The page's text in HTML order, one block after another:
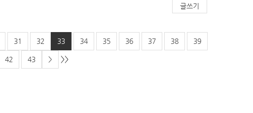
글쓰기
31 32 33 34 35 36 37 38 39
42 43 > >>